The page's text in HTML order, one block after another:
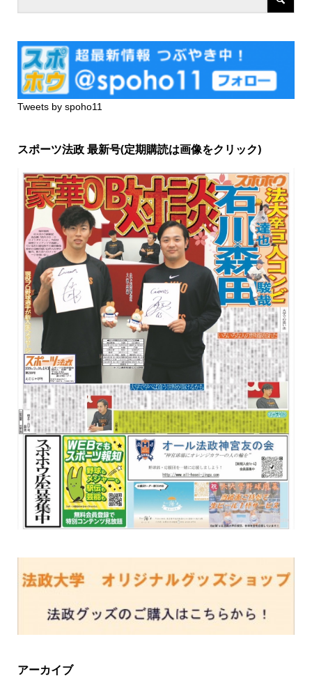
Tweets by spoho11
スポーツ法政 最新号(定期購読は画像をクリック)
アーカイブ